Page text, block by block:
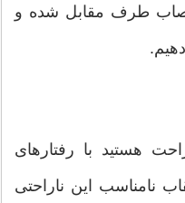
طرف مقابل شده و
هستید با رفتارهای
نامناسب این ناراحتی